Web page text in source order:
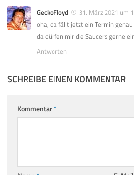
GeckoFloyd
31. März 2021 um
oha, da fällt jetzt ein Termin
da dürfen mir die Saucers gerne
Antworten
SCHREIBE EINEN KOMMENTAR
Kommentar*